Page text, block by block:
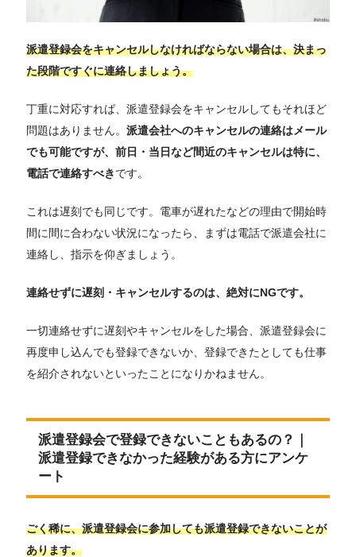
派遣登録会をキャンセルしなければならない場合は、決まっ
た段階ですぐに連絡しましょう。
丁重に対応すれば、派遣登録会をキャンセルしてもそれほど
問題はありません。 派遣会社へのキャンセルの連絡はメール
でも可能ですが、前日・当日など間近のキャンセルは特に、
電話で連絡すべきです。
これは遅刻でも同じです。電車が遅れたなどの理由で開始時
間に間に合わない状況になったら、まずは電話で派遣会社に
連絡し、指示を仰ぎましょう。
連絡せずに遅刻・キャンセルするのは、絶対にNGです。
一切連絡せずに遅刻やキャンセルをした場合、派遣登録会に
再度申し込んでも登録できないか、登録できたとしても仕事
を紹介されないといったことになりかねません。
派遣登録会で登録できないこともあるの？｜
派遣登録できなかった経験がある方にアンケ
ート
ごく稀に、派遣登録会に参加しても派遣登録できないことが
あります。